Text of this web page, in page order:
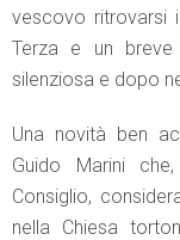
vescovo ritrovarsi
Terza e un
silenziosa e dopo
Una novità ben
Guido Marini
Consiglio,
nella Chiesa